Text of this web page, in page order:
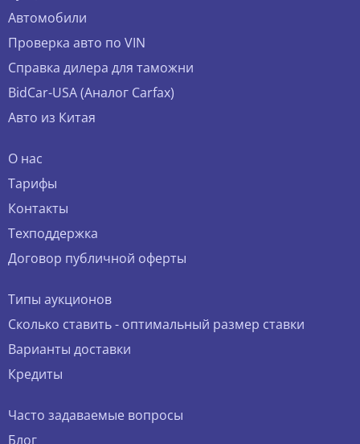
Автомобили
Проверка авто по VIN
Справка дилера для таможни
BidCar-USA (Аналог Carfax)
Авто из Китая
О нас
Тарифы
Контакты
Техподдержка
Договор публичной оферты
Типы аукционов
Сколько ставить - оптимальный размер ставки
Варианты доставки
Кредиты
Часто задаваемые вопросы
Блог